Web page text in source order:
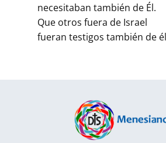
necesitaban también de Él.
Que otros fuera de Israel
fueran testigos también de